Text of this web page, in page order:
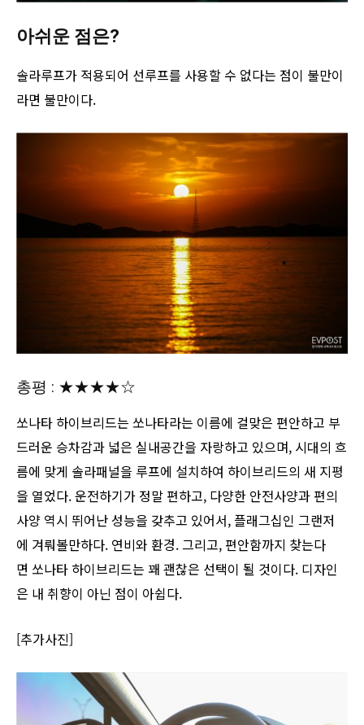
아쉬운 점은?
솔라루프가 적용되어 선루프를 사용할 수 없다는 점이 불만이
라면 불만이다.
총평 : ★★★★☆
쏘나타 하이브리드는 쏘나타라는 이름에 걸맞은 편안하고 부
드러운 승차감과 넓은 실내공간을 자랑하고 있으며, 시대의 흐
름에 맞게 솔라패널을 루프에 설치하여 하이브리드의 새 지평
을 열었다. 운전하기가 정말 편하고, 다양한 안전사양과 편의
사양 역시 뛰어난 성능을 갖추고 있어서, 플래그십인 그랜저
에 겨뤄볼만하다. 연비와 환경. 그리고, 편안함까지 찾는다
면 쏘나타 하이브리드는 꽤 괜찮은 선택이 될 것이다. 디자인
은 내 취향이 아닌 점이 아쉽다.
[추가사진]